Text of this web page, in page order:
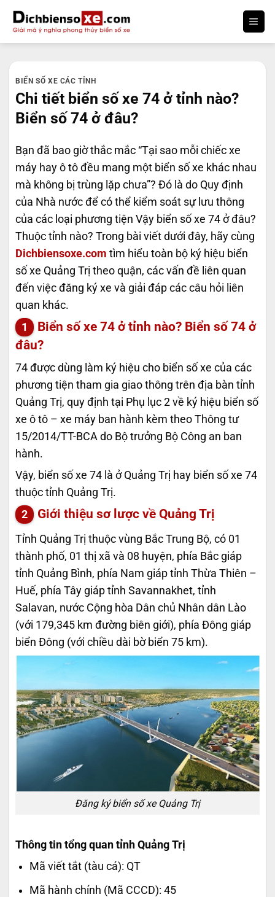
qua
nội
BIỂN SỐ XE CÁC TỈNH
Chi tiết biển số xe 74 ở tỉnh nào?
Biển số 74 ở đâu?
Bạn đã bao giờ thắc mắc “Tại sao mỗi chiếc xe
máy hay ô tô đều mang một biển số xe khác nhau
mà không bị trùng lặp chưa”? Đó là do Quy định
của Nhà nước để có thể kiểm soát sự lưu thông
của các loại phương tiện Vậy biển số xe 74 ở đâu?
Thuộc tỉnh nào? Trong bài viết dưới đây, hãy cùng
Dichbiensoxe.com tìm hiểu toàn bộ ký hiệu biển
số xe Quảng Trị theo quận, các vấn đề liên quan
đến việc đăng ký xe và giải đáp các câu hỏi liên
quan khác.
Biển số xe 74 ở tỉnh nào? Biển số 74 ở
đâu?
74 được dùng làm ký hiệu cho biển số xe của các
phương tiện tham gia giao thông trên địa bàn tỉnh
Quảng Trị, quy định tại Phụ lục 2 về ký hiệu biển số
xe ô tô – xe máy ban hành kèm theo Thông tư
15/2014/TT-BCA do Bộ trưởng Bộ Công an ban
hành.
Vậy, biển số xe 74 là ở Quảng Trị hay biển số xe 74
thuộc tỉnh Quảng Trị.
Giới thiệu sơ lược về Quảng Trị
Tỉnh Quảng Trị thuộc vùng Bắc Trung Bộ, có 01
thành phố, 01 thị xã và 08 huyện, phía Bắc giáp
tỉnh Quảng Bình, phía Nam giáp tỉnh Thừa Thiên –
Huế, phía Tây giáp tỉnh Savannakhet, tỉnh
Salavan, nước Cộng hòa Dân chủ Nhân dân Lào
(với 179,345 km đường biên giới), phía Đông giáp
biển Đông (với chiều dài bờ biển 75 km).
Đăng ký biển số xe Quảng Trị
Thông tin tổng quan tỉnh Quảng Trị
Mã viết tắt (tàu cá): QT
Mã hành chính (Mã CCCD): 45